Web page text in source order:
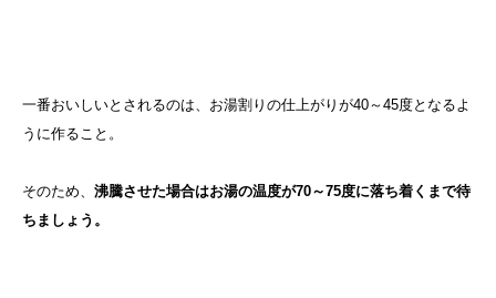
一番おいしいとされるのは、お湯割りの仕上がりが40～45度となるよ
うに作ること。
そのため、 沸騰させた場合はお湯の温度が70～75度に落ち着くまで待
ちましょう。